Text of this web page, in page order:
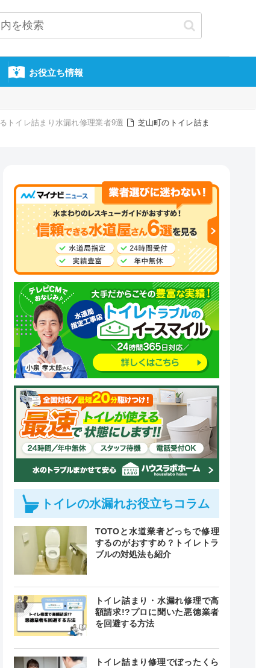
お役立ち情報
トイレ詰まり水漏れ修理業者9選
芝山町のトイレ詰ま
トイレの水漏れお役立ちコラム
TOTOと水道業者どっちで修理
するのがおすすめ？トイレトラ
ブルの対処法も紹介
トイレ詰まり・水漏れ修理で高
額請求!?プロに聞いた悪徳業者
を回避する方法
トイレ詰まり修理でぼったくら